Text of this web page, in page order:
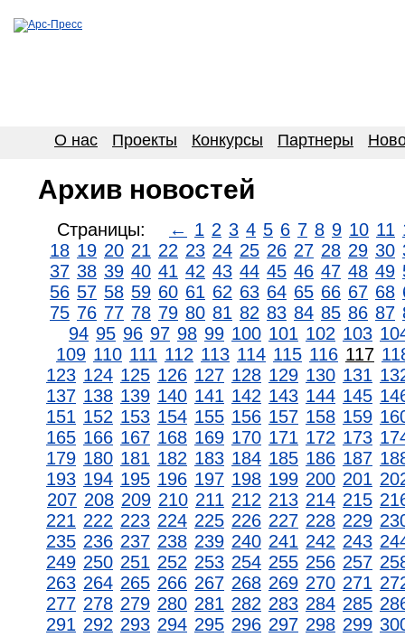
О нас Проекты Конкурсы Партнеры
Архив новостей
Страницы: ← 1 2 3 4 5 6 7 8 9 10 11
18 19 20 21 22 23 24 25 26 27 28 29 30
37 38 39 40 41 42 43 44 45 46 47 48 49
56 57 58 59 60 61 62 63 64 65 66 67 68
75 76 77 78 79 80 81 82 83 84 85 86 87
94 95 96 97 98 99 100 101 102 103
109 110 111 112 113 114 115 116 117
123 124 125 126 127 128 129 130 131
137 138 139 140 141 142 143 144 145
151 152 153 154 155 156 157 158 159
165 166 167 168 169 170 171 172 173
179 180 181 182 183 184 185 186 187
193 194 195 196 197 198 199 200 201
207 208 209 210 211 212 213 214 215
221 222 223 224 225 226 227 228 229
235 236 237 238 239 240 241 242 243
249 250 251 252 253 254 255 256 257
263 264 265 266 267 268 269 270 271
277 278 279 280 281 282 283 284 285
291 292 293 294 295 296 297 298 299